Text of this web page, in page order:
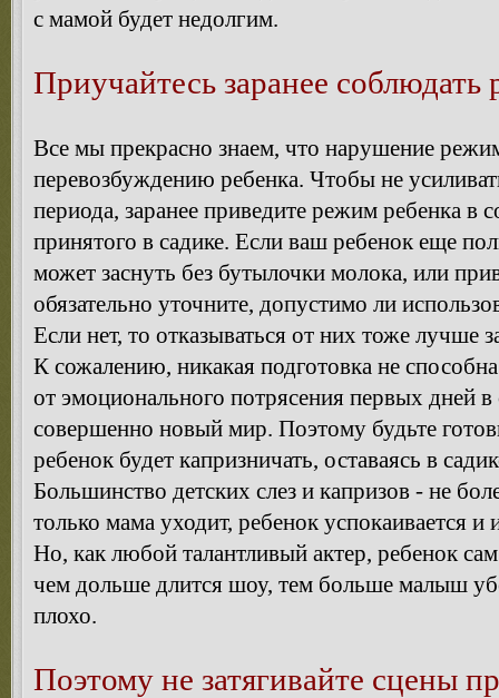
с мамой будет недолгим.
Приучайтесь заранее соблюдать
Все мы прекрасно знаем, что нарушение
перевозбуждению ребенка. Чтобы не
периода, заранее приведите режим ребенка в
принятого в садике. Если ваш ребенок еще
может заснуть без бутылочки молока, или
обязательно уточните, допустимо ли
Если нет, то отказываться от них тоже лучше
К сожалению, никакая подготовка не
от эмоционального потрясения первых дней
совершенно новый мир. Поэтому будьте
ребенок будет капризничать, оставаясь в
Большинство детских слез и капризов - не
только мама уходит, ребенок успокаивается и
Но, как любой талантливый актер, ребенок
чем дольше длится шоу, тем больше малыш
плохо.
Поэтому не затягивайте сцены